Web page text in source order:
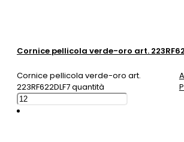
Cornice pellicola verde-oro art.
Cornice pellicola verde-oro art.
223RF622DLF7 quantità